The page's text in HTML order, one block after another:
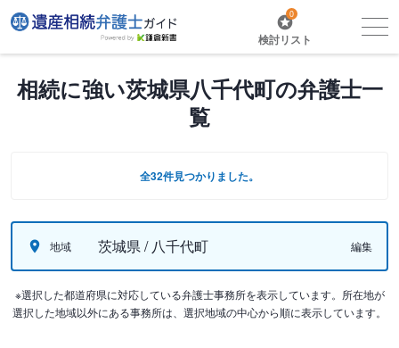
0
検討リスト
相続に強い茨城県八千代町の弁護士一
覧
全32件見つかりました。
地域 茨城県 / 八千代町 編集
※選択した都道府県に対応している弁護士事務所を表示しています。所在地が
選択した地域以外にある事務所は、選択地域の中心から順に表示しています。